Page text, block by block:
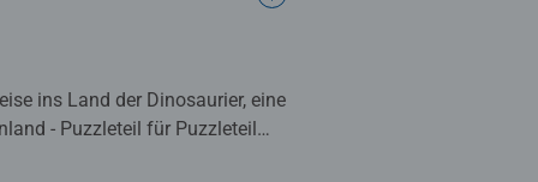
ins Land der Dinosaurier, eine
- Puzzleteil für Puzzleteil